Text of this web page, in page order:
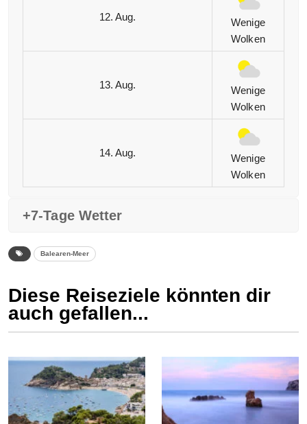
12. Aug.
Wenige
Wolken
13. Aug.
Wenige
Wolken
14. Aug.
Wenige
Wolken
+7-Tage Wetter
Balearen-Meer
Diese Reiseziele könnten dir
auch gefallen...